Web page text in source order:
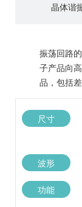
晶体谐
振荡回路
子产品向
品，包括
尺寸
波形
功能